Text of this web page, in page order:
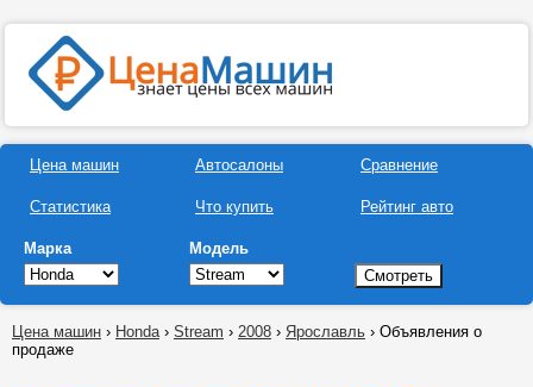
Цена машин
Статистика
Автосалоны
Что купить
Сравнение
Рейтинг авто
Марка Модель
Цена машин › Honda› Stream › 2008 › Ярославль › Объявления о
продаже